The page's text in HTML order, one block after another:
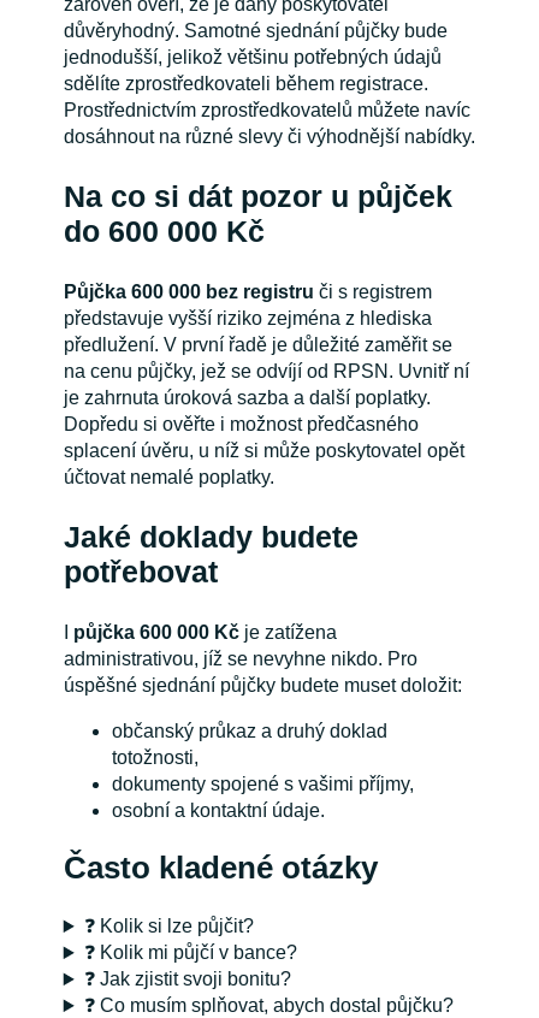
důvěryhodný. Samotné sjednání půjčky bude
jednodušší, jelikož většinu potřebných údajů
sdělíte zprostředkovateli během registrace.
Prostřednictvím zprostředkovatelů můžete navíc
dosáhnout na různé slevy či výhodnější nabídky.
Na co si dát pozor u půjček
do 600 000 Kč
Půjčka 600 000 bez registru či s registrem
představuje vyšší riziko zejména z hlediska
předlužení. V první řadě je důležité zaměřit se
na cenu půjčky, jež se odvíjí od RPSN. Uvnitř ní
je zahrnuta úroková sazba a další poplatky.
Dopředu si ověřte i možnost předčasného
splacení úvěru, u níž si může poskytovatel opět
účtovat nemalé poplatky.
Jaké doklady budete
potřebovat
půjčka 600 000 Kčje zatížena
administrativou, jíž se nevyhne nikdo. Pro
úspěšné sjednání půjčky budete muset doložit:
občanský průkaz a druhý doklad
totožnosti,
dokumenty spojené s vašimi příjmy,
osobní a kontaktní údaje.
Často kladené otázky
❓ Kolik si lze půjčit?
❓ Kolik mi půjčí v bance?
❓ Jak zjistit svoji bonitu?
❓ Co musím splňovat, abych dostal půjčku?